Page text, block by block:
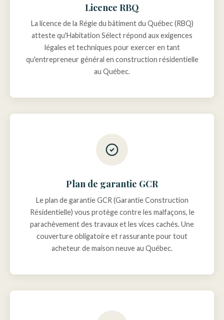
Licence RBQ
La licence de la Régie du bâtiment du Québec (RBQ)
atteste qu'Habitation Sélect répond aux exigences
légales et techniques pour exercer en tant
qu'entrepreneur général en construction résidentielle
au Québec.
Plan de garantie GCR
Le plan de garantie GCR (Garantie Construction
Résidentielle) vous protège contre les malfaçons, le
parachèvement des travaux et les vices cachés. Une
couverture obligatoire et rassurante pour tout
acheteur de maison neuve au Québec.